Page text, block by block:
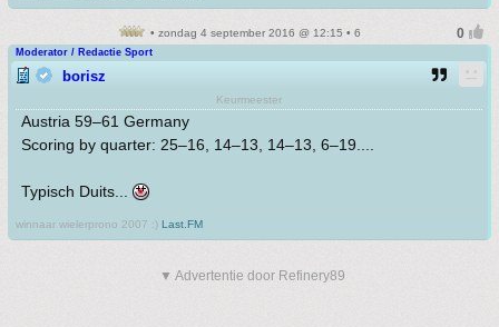
• zondag 4 september 2016 @ 12:15 • 6
Moderator / Redactie Sport
borisz
Keurmeester
Austria 59–61 Germany
Scoring by quarter: 25–16, 14–13, 14–13, 6–19....
Typisch Duits...
winnaar wielerprono 2007 :) Last.FM
▼ Advertentie door Refinery89